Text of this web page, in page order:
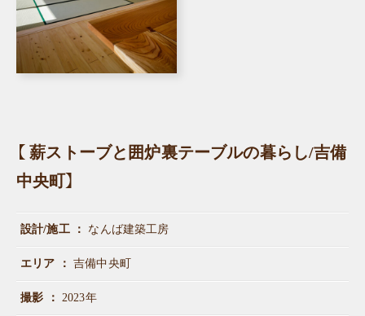
【 薪ストーブと囲炉裏テーブルの暮らし/吉備
中央町】
設計/施工 なんば建築工房
エリア 吉備中央町
撮影 2023年